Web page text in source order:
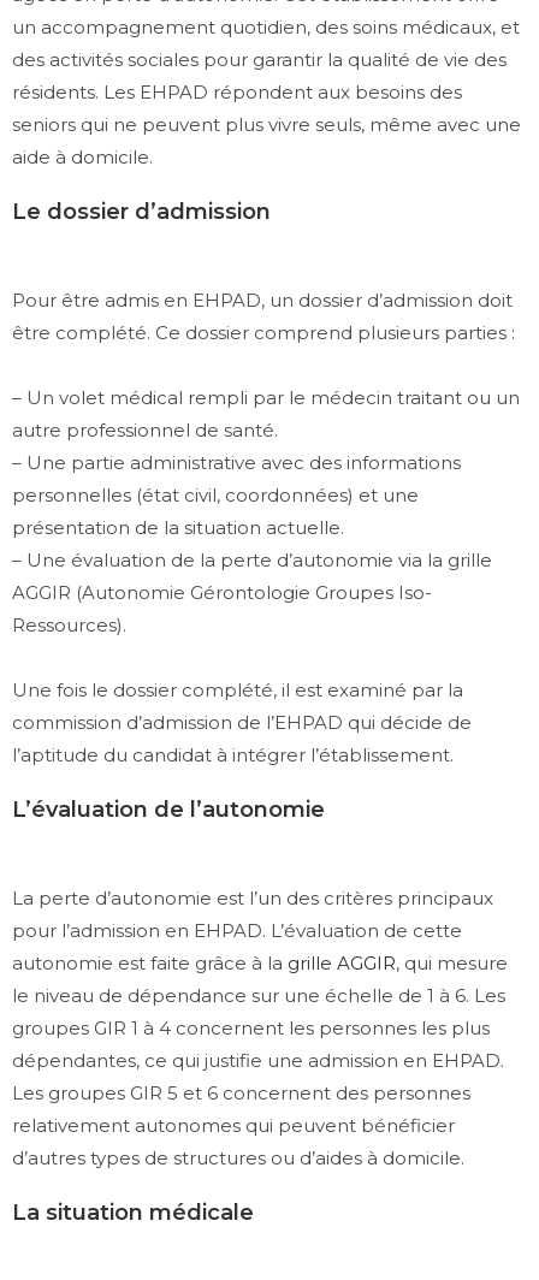
un accompagnement quotidien, des soins médicaux, et
des activités sociales pour garantir la qualité de vie des
résidents. Les EHPAD répondent aux besoins des
seniors qui ne peuvent plus vivre seuls, même avec une
aide à domicile.
Le dossier d’admission
Pour être admis en EHPAD, un dossier d’admission doit
être complété. Ce dossier comprend plusieurs parties :
– Un volet médical rempli par le médecin traitant ou un
autre professionnel de santé.
– Une partie administrative avec des informations
personnelles (état civil, coordonnées) et une
présentation de la situation actuelle.
– Une évaluation de la perte d’autonomie via la grille
AGGIR (Autonomie Gérontologie Groupes Iso-
Ressources).
Une fois le dossier complété, il est examiné par la
commission d’admission de l’EHPAD qui décide de
l’aptitude du candidat à intégrer l’établissement.
L’évaluation de l’autonomie
La perte d’autonomie est l’un des critères principaux
pour l’admission en EHPAD. L’évaluation de cette
autonomie est faite grâce à la grille AGGIR, qui mesure
le niveau de dépendance sur une échelle de 1 à 6. Les
groupes GIR 1 à 4 concernent les personnes les plus
dépendantes, ce qui justifie une admission en EHPAD.
Les groupes GIR 5 et 6 concernent des personnes
relativement autonomes qui peuvent bénéficier
d’autres types de structures ou d’aides à domicile.
La situation médicale